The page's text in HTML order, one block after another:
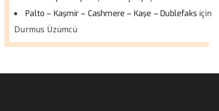
Palto – Kaşmir – Cashmere – Kaşe – Dublefaks için
Durmus Üzümcü